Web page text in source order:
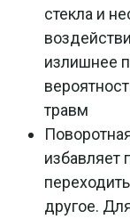
стекла и
излишнее
травм
избавляет
другое.